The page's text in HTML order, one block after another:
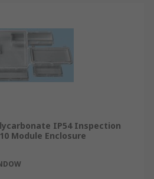
IP54 Inspection
Module Enclosure